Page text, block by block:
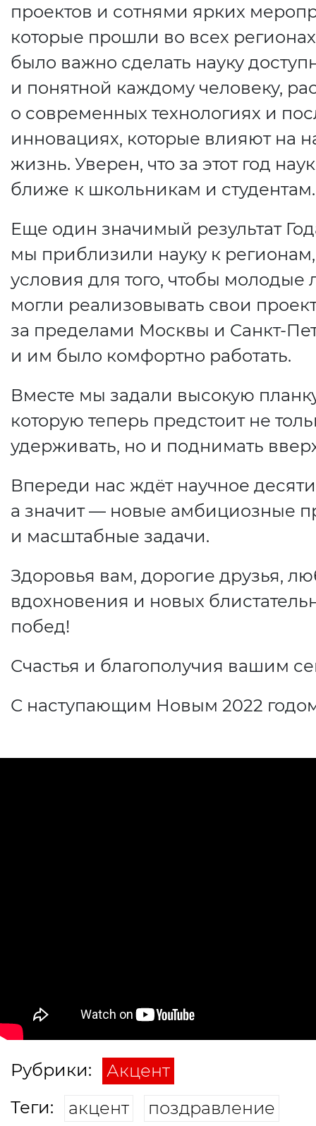
проектов и сотнями ярких
которые прошли во всех
было важно сделать науку
и понятной каждому человеку,
о современных технологиях и
инновациях, которые влияют на
жизнь. Уверен, что за этот год
ближе к школьникам и студентам.
Еще один значимый результат
мы приблизили науку к
условия для того, чтобы молодые
могли реализовывать свои
за пределами Москвы и Санкт-
и им было комфортно работать.
Вместе мы задали высокую
которую теперь предстоит не
удерживать, но и поднимать
Впереди нас ждёт научное
а значит — новые амбициозные
и масштабные задачи.
Здоровья вам, дорогие друзья,
вдохновения и новых
побед!
Счастья и благополучия вашим
С наступающим Новым 2022
Рубрики:
Акцент
Теги:
акцент поздравление